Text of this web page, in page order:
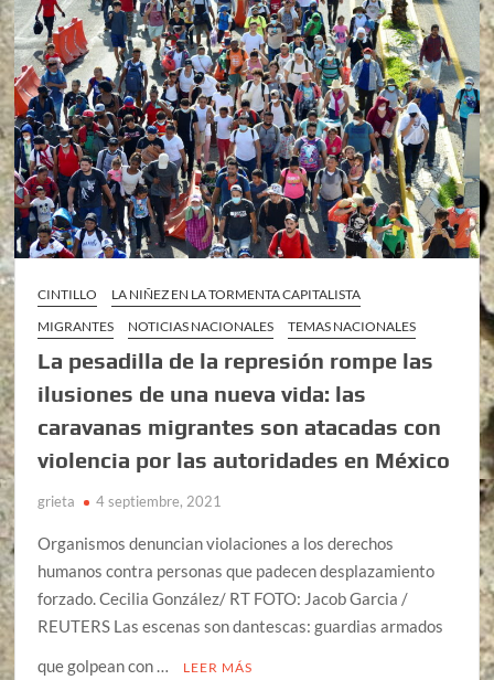
CINTILLO
LA NIÑEZ EN LA TORMENTA CAPITALISTA
MIGRANTES
NOTICIAS NACIONALES TEMAS NACIONALES
La pesadilla de la represión rompe las
ilusiones de una nueva vida: las
caravanas migrantes son atacadas con
violencia por las autoridades en México
grieta 4 septiembre, 2021
Organismos denuncian violaciones a los derechos
humanos contra personas que padecen desplazamiento
forzado. Cecilia González/ RT FOTO: Jacob Garcia /
REUTERS Las escenas son dantescas: guardias armados
que golpean con …
LEER MÁS